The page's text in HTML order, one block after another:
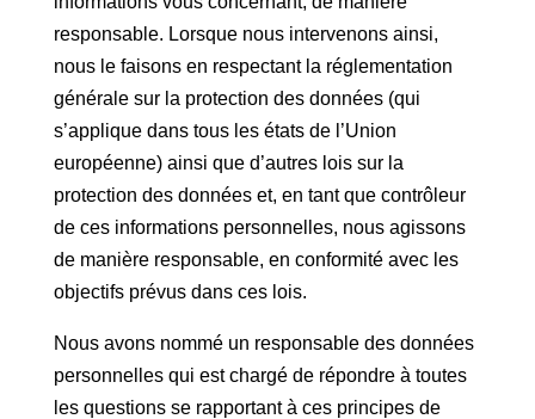
responsable. Lorsque nous intervenons ainsi,
nous le faisons en respectant la réglementation
générale sur la protection des données (qui
s’applique dans tous les états de l’Union
européenne) ainsi que d’autres lois sur la
protection des données et, en tant que contrôleur
de ces informations personnelles, nous agissons
de manière responsable, en conformité avec les
objectifs prévus dans ces lois.
Nous avons nommé un responsable des données
personnelles qui est chargé de répondre à toutes
les questions se rapportant à ces principes de